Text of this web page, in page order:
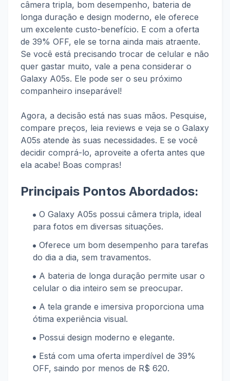
câmera tripla, bom desempenho, bateria de
longa duração e design moderno, ele oferece
um excelente custo-benefício. E com a oferta
de 39% OFF, ele se torna ainda mais atraente.
Se você está precisando trocar de celular e não
quer gastar muito, vale a pena considerar o
Galaxy A05s. Ele pode ser o seu próximo
companheiro inseparável!
Agora, a decisão está nas suas mãos. Pesquise,
compare preços, leia reviews e veja se o Galaxy
A05s atende às suas necessidades. E se você
decidir comprá-lo, aproveite a oferta antes que
ela acabe! Boas compras!
Principais Pontos Abordados:
O Galaxy A05s possui câmera tripla, ideal
para fotos em diversas situações.
Oferece um bom desempenho para tarefas
do dia a dia, sem travamentos.
A bateria de longa duração permite usar o
celular o dia inteiro sem se preocupar.
A tela grande e imersiva proporciona uma
ótima experiência visual.
Possui design moderno e elegante.
Está com uma oferta imperdível de 39%
OFF, saindo por menos de R$ 620.